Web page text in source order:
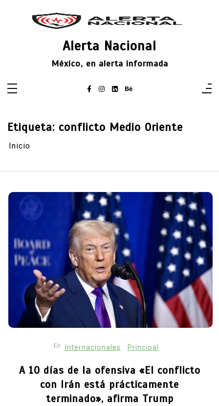
Alerta Nacional
México, en alerta informada
Etiqueta: conflicto Medio Oriente
Inicio
En Internacionales Principal
A 10 días de la ofensiva «El conflicto
con Irán está prácticamente
terminado», afirma Trump